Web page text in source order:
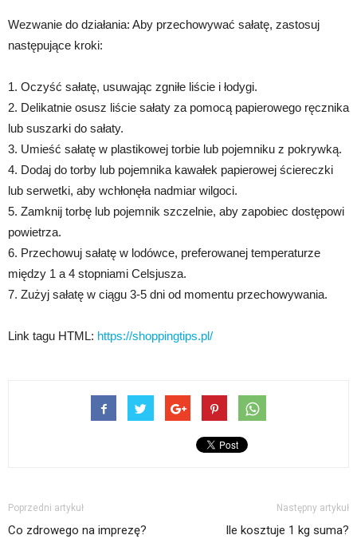
Wezwanie do działania: Aby przechowywać sałatę, zastosuj
następujące kroki:
1. Oczyść sałatę, usuwając zgniłe liście i łodygi.
2. Delikatnie osusz liście sałaty za pomocą papierowego ręcznika
lub suszarki do sałaty.
3. Umieść sałatę w plastikowej torbie lub pojemniku z pokrywką.
4. Dodaj do torby lub pojemnika kawałek papierowej ściereczki
lub serwetki, aby wchłonęła nadmiar wilgoci.
5. Zamknij torbę lub pojemnik szczelnie, aby zapobiec dostępowi
powietrza.
6. Przechowuj sałatę w lodówce, preferowanej temperaturze
między 1 a 4 stopniami Celsjusza.
7. Zużyj sałatę w ciągu 3-5 dni od momentu przechowywania.
Link tagu HTML: https://shoppingtips.pl/
Poprzedni artykuł
Co zdrowego na imprezę?
Następny artykuł
Ile kosztuje 1 kg suma?